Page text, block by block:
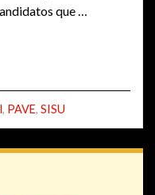
que …
, PAVE, SISU